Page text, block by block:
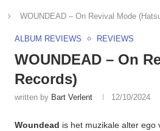
WOUNDEAD – On Revival Mode
ALBUM REVIEWS REVIEWS
WOUNDEAD – On
Records)
written by Bart Verlent 12/10/2024
Woundead is het muzikale alter ego